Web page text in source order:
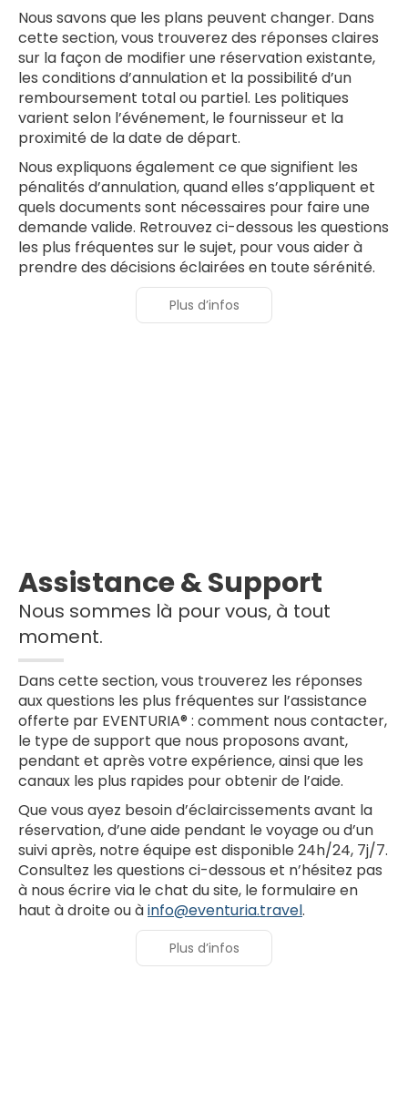
Nous savons que les plans peuvent changer. Dans
cette section, vous trouverez des réponses claires
sur la façon de modifier une réservation existante,
les conditions d’annulation et la possibilité d’un
remboursement total ou partiel. Les politiques
varient selon l’événement, le fournisseur et la
proximité de la date de départ.
Nous expliquons également ce que signifient les
pénalités d’annulation, quand elles s’appliquent et
quels documents sont nécessaires pour faire une
demande valide. Retrouvez ci-dessous les questions
les plus fréquentes sur le sujet, pour vous aider à
prendre des décisions éclairées en toute sérénité.
Plus d’infos
Assistance & Support
Nous sommes là pour vous, à tout
moment.
Dans cette section, vous trouverez les réponses
aux questions les plus fréquentes sur l’assistance
offerte par EVENTURIA® : comment nous contacter,
le type de support que nous proposons avant,
pendant et après votre expérience, ainsi que les
canaux les plus rapides pour obtenir de l’aide.
Que vous ayez besoin d’éclaircissements avant la
réservation, d’une aide pendant le voyage ou d’un
suivi après, notre équipe est disponible 24h/24, 7j/7.
Consultez les questions ci-dessous et n’hésitez pas
à nous écrire via le chat du site, le formulaire en
haut à droite ou àinfo@eventuria.travel.
Plus d’infos